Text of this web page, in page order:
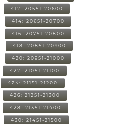
412: 20551-20600
414: 20651-20700
416: 20751-20800
418: 20851-20900
420: 20951-21000
422: 21051-21100
424: 21151-21200
426: 21251-21300
428: 21351-21400
430: 21451-21500